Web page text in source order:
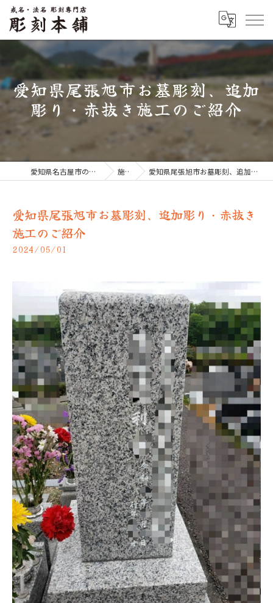
愛知県尾張旭市お墓彫刻、追加
彫り・赤抜き施工のご紹介
愛知県名古屋市のお墓なら彫刻本舗 施工例 愛知県尾張旭市お墓彫刻、追加彫り・赤抜き施工のご紹介
愛知県尾張旭市お墓彫刻、追加彫り・赤抜き
施工のご紹介
2024/05/01